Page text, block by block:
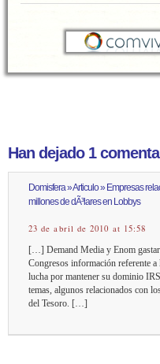
Han dejado 1
Domisfera » Articulo » Empresas
millones de dÃ³lares en Lobbys
23 de abril de 2010 at 15:58
[…] Demand Media y Enom
Congresos información referente
lucha por mantener su dominio
temas, algunos relacionados con
del Tesoro. […]